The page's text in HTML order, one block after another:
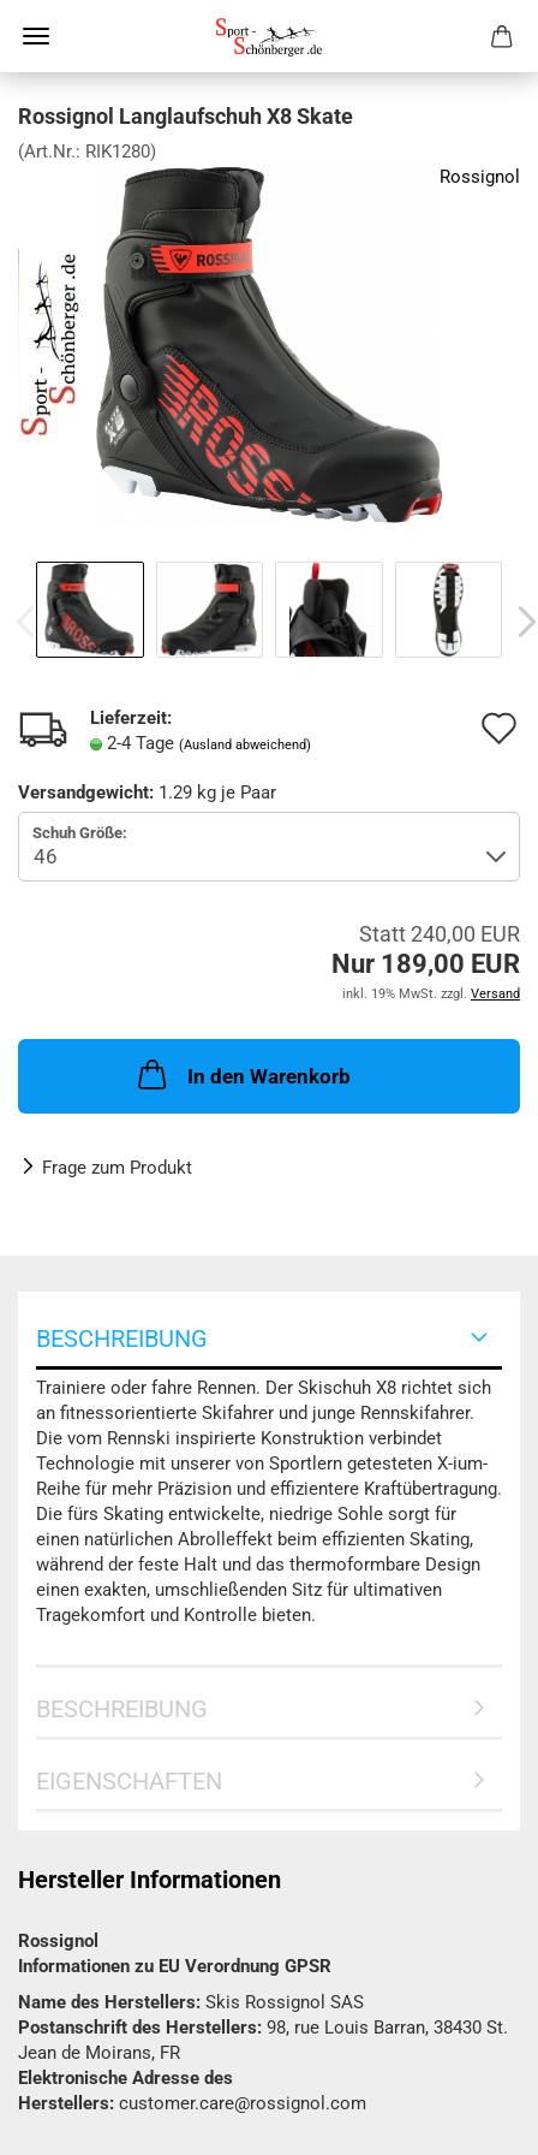
Rossignol Langlaufschuh X8 Skate
(Art.Nr.: RIK1280)
Rossignol
Lieferzeit:
2-4 Tage (Ausland abweichend)
Versandgewicht: 1.29 kg je Paar
Schuh Größe:
Statt 240,00 EUR
Nur 189,00 EUR
inkl. 19% MwSt. zzgl. Versand
In den Warenkorb
Frage zum Produkt
BESCHREIBUNG
Trainiere oder fahre Rennen. Der Skischuh X8 richtet sich
an fitnessorientierte Skifahrer und junge Rennskifahrer.
Die vom Rennski inspirierte Konstruktion verbindet
Technologie mit unserer von Sportlern getesteten X-ium-
Reihe für mehr Präzision und effizientere Kraftübertragung.
Die fürs Skating entwickelte, niedrige Sohle sorgt für
einen natürlichen Abrolleffekt beim effizienten Skating,
während der feste Halt und das thermoformbare Design
einen exakten, umschließenden Sitz für ultimativen
Tragekomfort und Kontrolle bieten.
BESCHREIBUNG
EIGENSCHAFTEN
Hersteller Informationen
Rossignol
Informationen zu EU Verordnung GPSR
Name des Herstellers: Skis Rossignol SAS
Postanschrift des Herstellers: 98, rue Louis Barran, 38430 St.
Jean de Moirans, FR
Elektronische Adresse des
Herstellers: customer.care@rossignol.com